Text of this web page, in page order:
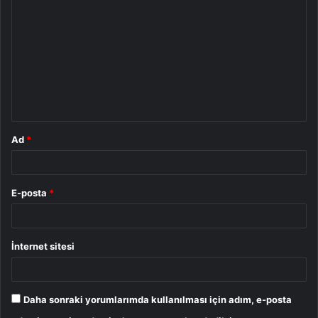
Ad *
E-posta *
İnternet sitesi
Daha sonraki yorumlarımda kullanılması için adım, e-posta